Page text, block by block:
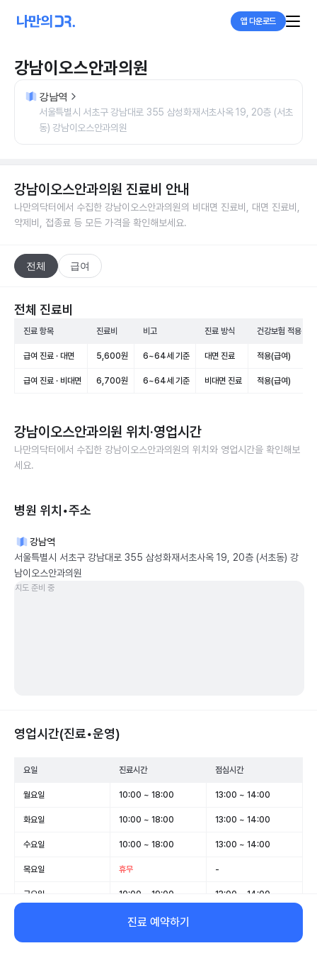
앱 다운로드
강남이오스안과의원
강남역
서울특별시 서초구 강남대로 355 삼성화재서초사옥 19, 20층 (서초
동) 강남이오스안과의원
강남이오스안과의원 진료비 안내
나만의닥터에서 수집한 강남이오스안과의원의 비대면 진료비, 대면 진료비,
약제비, 접종료 등 모든 가격을 확인해보세요.
전체 급여
전체 진료비
진료 항목 진료비 비고 진료 방식 건강보험 적용
급여 진료 · 대면 5,600원 6~64세 기준 대면 진료 적용(급여)
급여 진료 · 비대면 6,700원 6~64세 기준 비대면 진료 적용(급여)
강남이오스안과의원 위치·영업시간
나만의닥터에서 수집한 강남이오스안과의원의 위치와 영업시간을 확인해보
세요.
병원 위치•주소
강남역
서울특별시 서초구 강남대로 355 삼성화재서초사옥 19, 20층 (서초동) 강
남이오스안과의원
지도 준비 중
영업시간(진료•운영)
요일 진료시간 점심시간
월요일 10:00 ~ 18:00 13:00 ~ 14:00
화요일 10:00 ~ 18:00 13:00 ~ 14:00
수요일 10:00 ~ 18:00 13:00 ~ 14:00
목요일 휴무 -
금요일 10:00 ~ 19:00 13:00 ~ 14:00
09:30 ~ 15:30
일요일 휴무 -
진료 예약하기